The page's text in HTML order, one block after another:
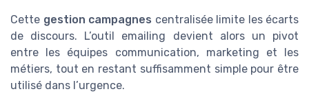
Cette gestion campagnes centralisée limite les écarts
de discours. L’outil emailing devient alors un pivot
entre les équipes communication, marketing et les
métiers, tout en restant suffisamment simple pour être
utilisé dans l’urgence.